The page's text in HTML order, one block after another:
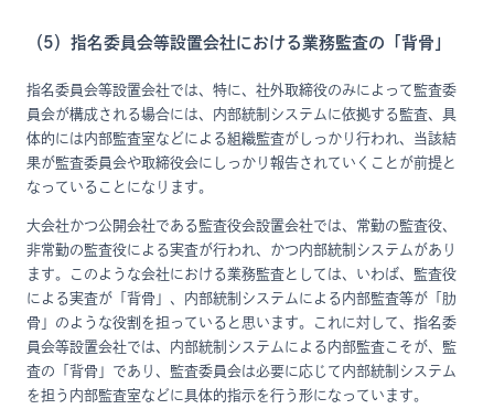
（5）指名委員会等設置会社における業務監査の「背骨」
指名委員会等設置会社では、特に、社外取締役のみによって監査委
員会が構成される場合には、内部統制システムに依拠する監査、具
体的には内部監査室などによる組織監査がしっかり行われ、当該結
果が監査委員会や取締役会にしっかり報告されていくことが前提と
なっていることになります。
大会社かつ公開会社である監査役会設置会社では、常勤の監査役、
非常勤の監査役による実査が行われ、かつ内部統制システムがあり
ます。このような会社における業務監査としては、いわば、監査役
による実査が「背骨」、内部統制システムによる内部監査等が「肋
骨」のような役割を担っていると思います。これに対して、指名委
員会等設置会社では、内部統制システムによる内部監査こそが、監
査の「背骨」であり、監査委員会は必要に応じて内部統制システム
を担う内部監査室などに具体的指示を行う形になっています。